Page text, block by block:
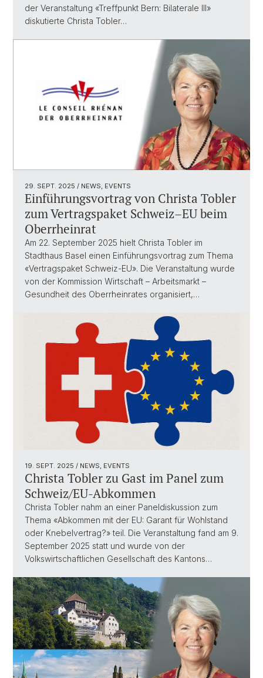
der Veranstaltung «Treffpunkt Bern: Bilaterale III»
diskutierte Christa Tobler…
29. SEPT. 2025 / NEWS, EVENTS
Einführungsvortrag von Christa Tobler
zum Vertragspaket Schweiz–EU beim
Oberrheinrat
Am 22. September 2025 hielt Christa Tobler im
Stadthaus Basel einen Einführungsvortrag zum Thema
«Vertragspaket Schweiz-EU». Die Veranstaltung wurde
von der Kommission Wirtschaft – Arbeitsmarkt –
Gesundheit des Oberrheinrates organisiert,…
19. SEPT. 2025 / NEWS, EVENTS
Christa Tobler zu Gast im Panel zum
Schweiz/EU-Abkommen
Christa Tobler nahm an einer Paneldiskussion zum
Thema «Abkommen mit der EU: Garant für Wohlstand
oder Knebelvertrag?» teil. Die Veranstaltung fand am 9.
September 2025 statt und wurde von der
Volkswirtschaftlichen Gesellschaft des Kantons…